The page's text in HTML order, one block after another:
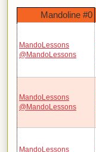
Mandoline #0
MandoLessons
@MandoLessons
MandoLessons
@MandoLessons
MandoLessons